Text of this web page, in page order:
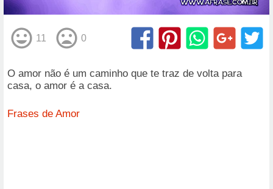
11 0
O amor não é um caminho que te traz de volta para
casa, o amor é a casa.
Frases de Amor